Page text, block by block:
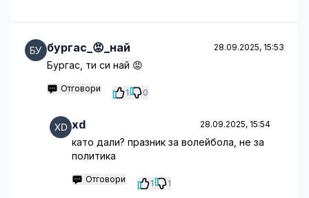
бургас_😡_най 28.09.2025, 15:53
Бургас, ти си най 😡
Отговори 1 0
xd 28.09.2025, 15:54
като дали? празник за волейбола, не за
политика
Отговори 1 1